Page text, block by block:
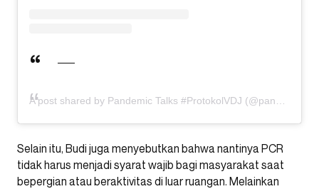
A post shared by Pandemic Talks #ProtokolVDJ (@pandemictalks)
Selain itu, Budi juga menyebutkan bahwa nantinya PCR
tidak harus menjadi syarat wajib bagi masyarakat saat
bepergian atau beraktivitas di luar ruangan. Melainkan